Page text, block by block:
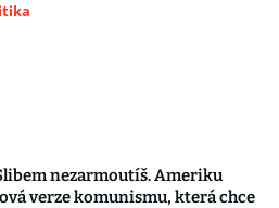
nezarmoutíš. Ameriku
verze komunismu, která chce